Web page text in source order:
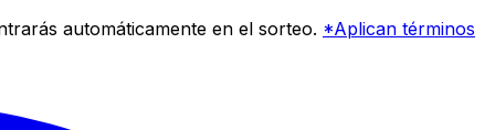
automáticamente en el sorteo. *Aplican términos